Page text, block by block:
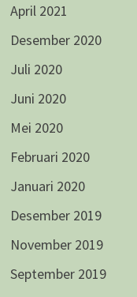
April 2021
Desember 2020
Juli 2020
Juni 2020
Mei 2020
Februari 2020
Januari 2020
Desember 2019
November 2019
September 2019